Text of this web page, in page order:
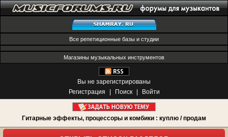
Все репетиционные базы и студии
Магазины музыкальных инструментов
Вы не зарегистрированы
Регистрация
Поиск Войти
Гитарные эффекты, процессоры и комбики : куплю / продам